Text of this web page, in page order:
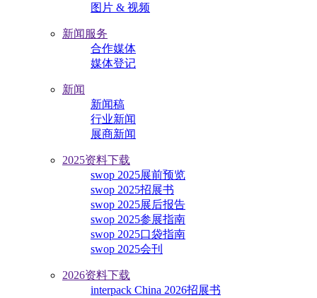
图片 & 视频
新闻服务
合作媒体
媒体登记
新闻
新闻稿
行业新闻
展商新闻
2025资料下载
swop 2025展前预览
swop 2025招展书
swop 2025展后报告
swop 2025参展指南
swop 2025口袋指南
swop 2025会刊
2026资料下载
interpack China 2026招展书